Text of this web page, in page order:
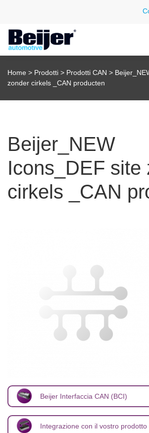
Home > Prodotti > Prodotti CAN >
zonder cirkels _CAN producten
Beijer_NEW
Icons_DEF site
cirkels _CAN
Beijer Interfaccia CAN (BCI)
Integrazione con il vostro prodotto